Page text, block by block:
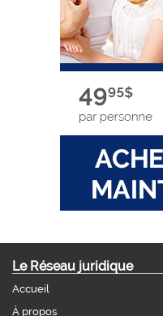
Le Réseau juridique
Accueil
À propos